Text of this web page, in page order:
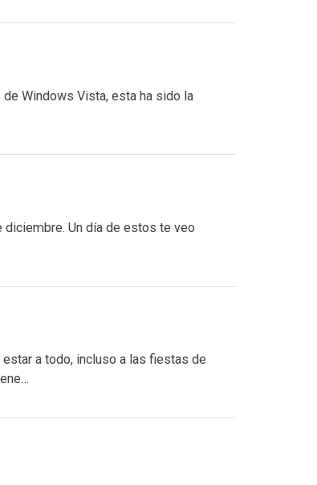
Windows Vista, esta ha sido la
diciembre. Un día de estos te veo
a todo, incluso a las fiestas de